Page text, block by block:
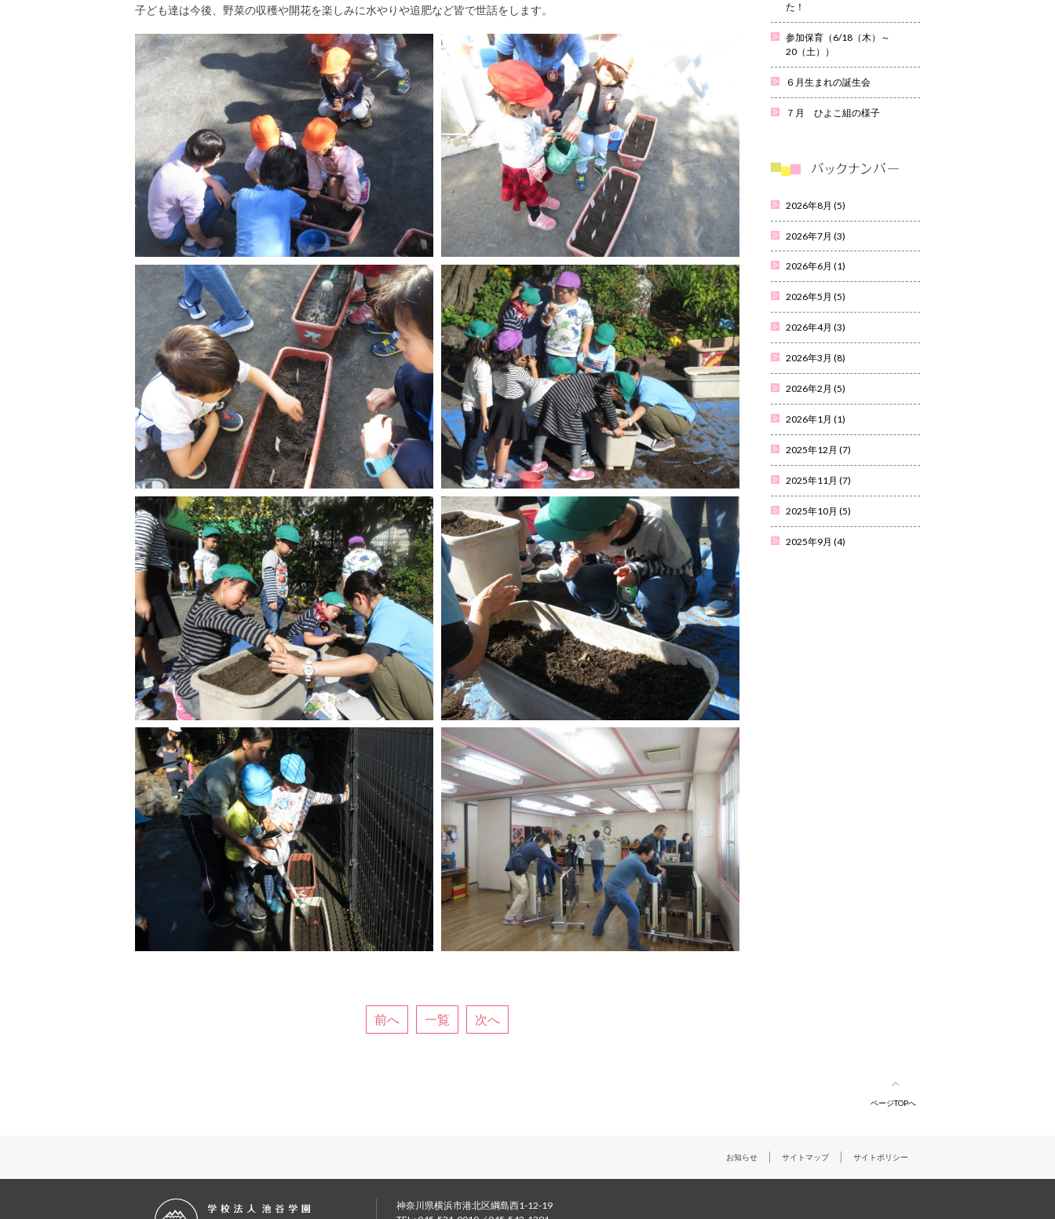
子ども達は今後、野菜の収穫や開花を楽しみに水やりや追肥など皆で世話をします。
前へ 一覧 次へ
た！
参加保育（6/18（木）～
20（土））
６月生まれの誕生会
７月 ひよこ組の様子
2026年8月 (5)
2026年7月 (3)
2026年6月 (1)
2026年5月 (5)
2026年4月 (3)
2026年3月 (8)
2026年2月 (5)
2026年1月 (1)
2025年12月 (7)
2025年11月 (7)
2025年10月 (5)
2025年9月 (4)
ページTOPへ
お知らせ サイトマップ サイトポリシー
神奈川県横浜市港北区綱島西1-12-19